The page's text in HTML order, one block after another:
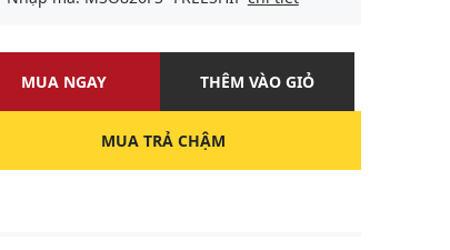
MUA NGAY THÊM VÀO GIỎ
MUA TRẢ CHẬM